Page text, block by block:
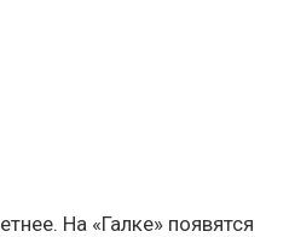
На «Галке» появятся